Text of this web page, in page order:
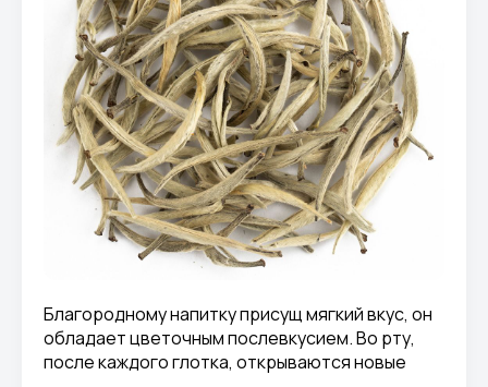
Благородному напитку присущ мягкий вкус, он
обладает цветочным послевкусием. Во рту,
после каждого глотка, открываются новые